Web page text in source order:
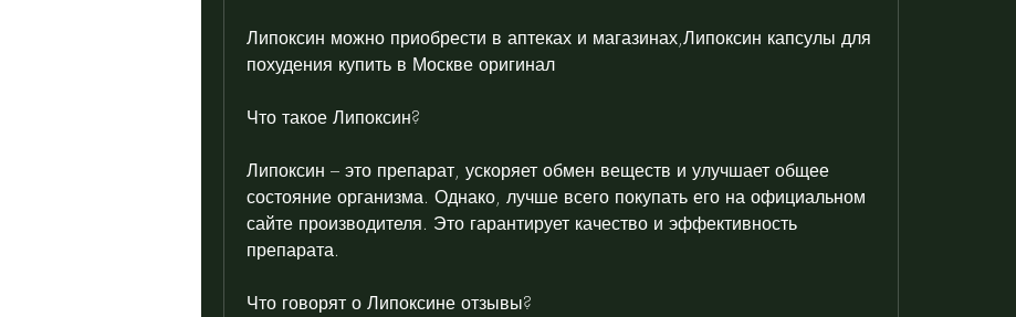
Липоксин можно приобрести в аптеках и магазинах,Липоксин капсулы для
похудения купить в Москве оригинал
Что такое Липоксин?
Липоксин – это препарат, ускоряет обмен веществ и улучшает общее
состояние организма. Однако, лучше всего покупать его на официальном
сайте производителя. Это гарантирует качество и эффективность
препарата.
Что говорят о Липоксине отзывы?